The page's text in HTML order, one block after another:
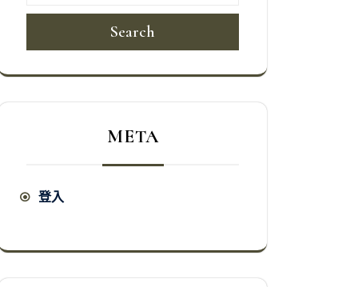
Search
META
登入